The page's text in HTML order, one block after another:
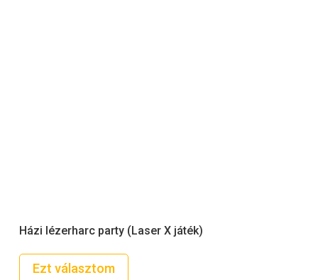
Házi lézerharc party (Laser X játék)
Ezt választom